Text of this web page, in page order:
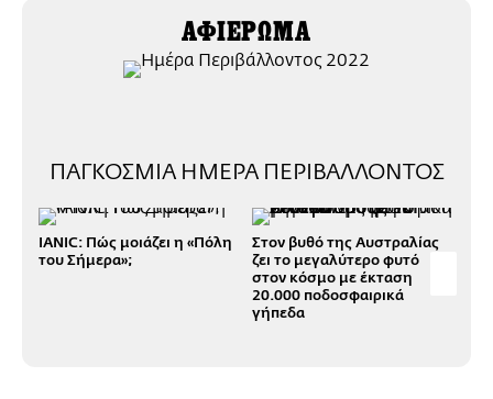
ΑΦΙΕΡΩΜΑ
ΠΑΓΚΟΣΜΙΑ ΗΜΕΡΑ ΠΕΡΙΒΑΛΛΟΝΤΟΣ
IANIC: Πώς μοιάζει η «Πόλη
του Σήμερα»;
Στον βυθό της Αυστραλίας
ζει το μεγαλύτερο φυτό
στον κόσμο με έκταση
20.000 ποδοσφαιρικά
γήπεδα